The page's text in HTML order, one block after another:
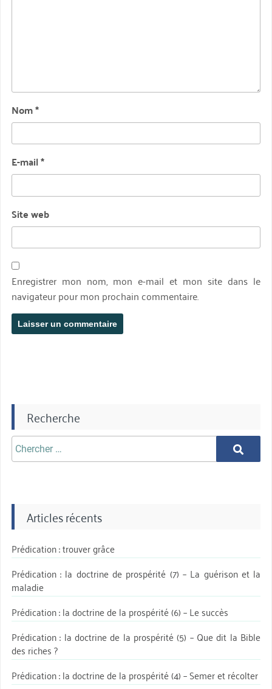
Nom*
E-mail*
Site web
Enregistrer mon nom, mon e-mail et mon site dans le
navigateur pour mon prochain commentaire.
Recherche
Chercher
aprè:
Chercher
Articles récents
Prédication : trouver grâce
Prédication : la doctrine de prospérité (7) – La guérison et la
maladie
Prédication : la doctrine de la prospérité (6) – Le succès
Prédication : la doctrine de la prospérité (5) – Que dit la Bible
des riches ?
Prédication : la doctrine de la prospérité (4) – Semer et récolter